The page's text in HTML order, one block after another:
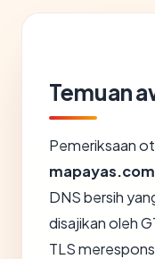
Temuan
Pemeriksaan
mapayas.com
DNS bersih
disajikan oleh
TLS